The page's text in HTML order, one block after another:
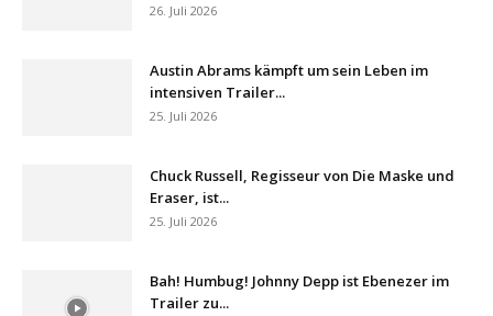
26. Juli 2026
Austin Abrams kämpft um sein Leben im
intensiven Trailer...
25. Juli 2026
Chuck Russell, Regisseur von Die Maske und
Eraser, ist...
25. Juli 2026
Bah! Humbug! Johnny Depp ist Ebenezer im
Trailer zu...